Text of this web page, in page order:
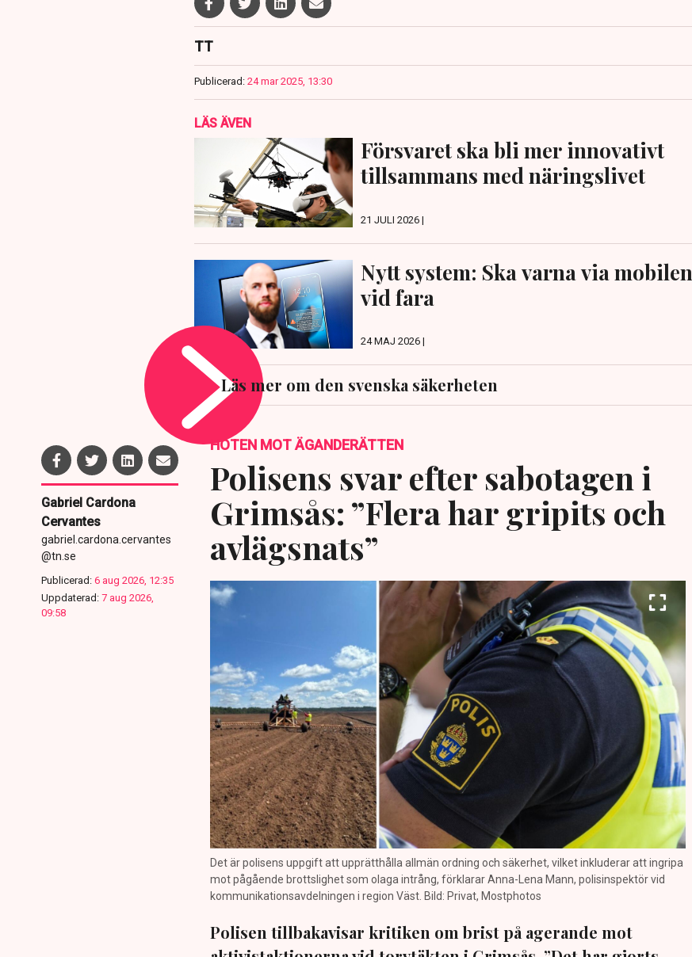
TT
Publicerad: 24 mar 2025, 13:30
LÄS ÄVEN
Försvaret ska bli mer innovativt
tillsammans med näringslivet
21 JULI 2026 |
Nytt system: Ska varna via mobilen
vid fara
24 MAJ 2026 |
Läs mer om den svenska säkerheten
Gabriel Cardona
Cervantes
gabriel.cardona.cervantes
@tn.se
Publicerad: 6 aug 2026, 12:35
Uppdaterad: 7 aug 2026,
09:58
HOTEN MOT ÄGANDERÄTTEN
Polisens svar efter sabotagen i
Grimsås: ”Flera har gripits och
avlägsnats”
Det är polisens uppgift att upprätthålla allmän ordning och säkerhet, vilket inkluderar att ingripa
mot pågående brottslighet som olaga intrång, förklarar Anna-Lena Mann, polisinspektör vid
kommunikationsavdelningen i region Väst. Bild: Privat, Mostphotos
Polisen tillbakavisar kritiken om brist på agerande mot